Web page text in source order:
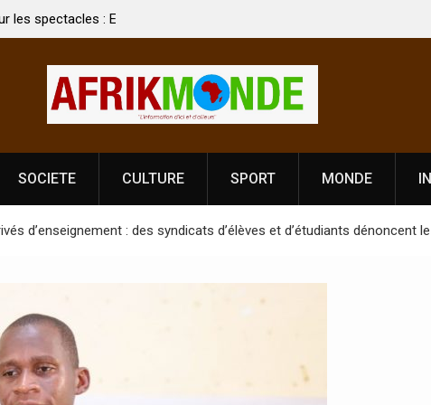
: En
Jahboy se
souveraineté démocratique sévèrement touchés ?
SOCIETE CULTURE SPORT MONDE
d’enseignement : des syndicats d’élèves et d’étudiants dénoncent